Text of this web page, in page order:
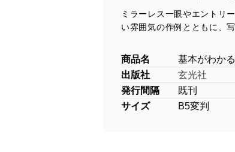
ミラーレス一眼やエントリ
い雰囲気の作例とともに、
商品名
基本がわか
出版社
玄光社
発行間隔
既刊
サイズ
B5変判